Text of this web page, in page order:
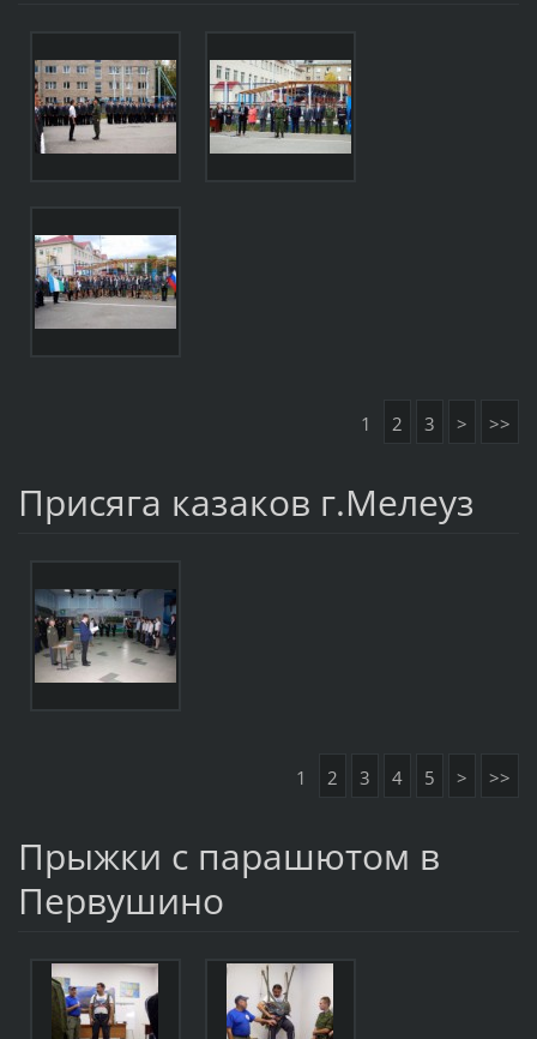
1 2 3 > >>
Присяга казаков г.Мелеуз
1 2 3 4 5 > >>
Прыжки с парашютом в
Первушино